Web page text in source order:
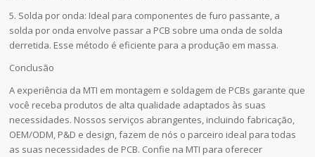
5. Solda por onda: Ideal para componentes de furo passante, a
solda por onda envolve passar a PCB sobre uma onda de solda
derretida. Esse método é eficiente para a produção em massa.
Conclusão
A experiência da MTI em montagem e soldagem de PCBs garante que
você receba produtos de alta qualidade adaptados às suas
necessidades. Nossos serviços abrangentes, incluindo fabricação,
OEM/ODM, P&D e design, fazem de nós o parceiro ideal para todas
as suas necessidades de PCB. Confie na MTI para oferecer